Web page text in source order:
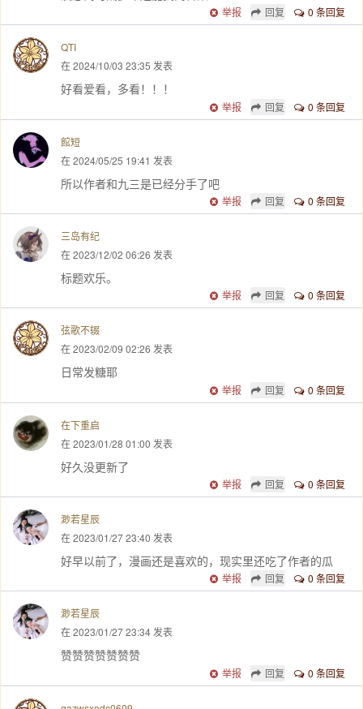
0 条回复
回复
举报
QTI
在 2024/10/03 23:35 发表
好看爱看，多看！！！
0 条回复
回复
举报
館短
在 2024/05/25 19:41 发表
所以作者和九三是已经分手了吧
0 条回复
回复
举报
三岛有纪
在 2023/12/02 06:26 发表
标题欢乐。
0 条回复
回复
举报
弦歌不辍
在 2023/02/09 02:26 发表
日常发糖耶
0 条回复
回复
举报
在下重启
在 2023/01/28 01:00 发表
好久没更新了
0 条回复
回复
举报
渺若星辰
在 2023/01/27 23:40 发表
好早以前了，漫画还是喜欢的，现实里还吃了作者的瓜
0 条回复
回复
举报
渺若星辰
在 2023/01/27 23:34 发表
赞赞赞赞赞赞赞
0 条回复
回复
举报